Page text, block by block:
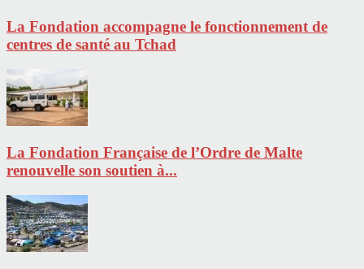
La Fondation accompagne le fonctionnement de
centres de santé au Tchad
La Fondation Française de l’Ordre de Malte
renouvelle son soutien à...